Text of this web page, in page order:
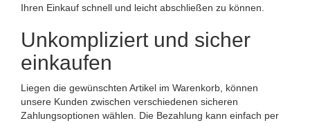
Ihren Einkauf schnell und leicht abschließen zu können.
Unkompliziert und sicher
einkaufen
Liegen die gewünschten Artikel im Warenkorb, können
unsere Kunden zwischen verschiedenen sicheren
Zahlungsoptionen wählen. Die Bezahlung kann einfach per